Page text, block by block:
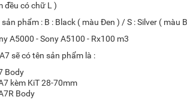
đều có chữ L )
phẩm : B : Black ( màu Đen ) / S : Silver ( màu
A5000 - Sony A5100 - Rx100 m3
sẽ có tên sản phẩm là :
Body
kèm KiT 28-70mm
Body